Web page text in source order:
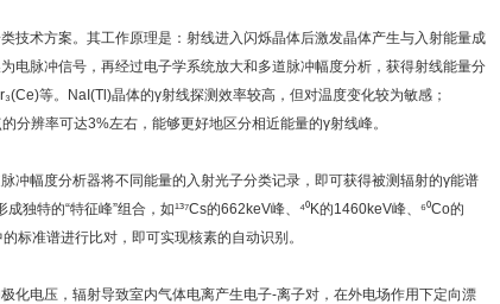
技术方案。其工作原理是：射线进入闪烁晶体后激发晶体产生与入射能量成
电脉冲信号，再经过电子学系统放大和多道脉冲幅度分析，获得射线能量分
等。NaI(Tl)晶体的γ射线探测效率较高，但对温度变化较为敏感；
分辨率可达3%左右，能够更好地区分相近能量的γ射线峰。
冲幅度分析器将不同能量的入射光子分类记录，即可获得被测辐射的γ能谱
独特的“特征峰”组合，如¹³⁷Cs的662keV峰、⁴⁰K的1460keV峰、⁶⁰Co的
标准谱进行比对，即可实现核素的自动识别。
化电压，辐射导致室内气体电离产生电子-离子对，在外电场作用下定向漂